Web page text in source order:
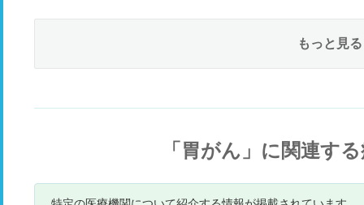
もっと見る
「胃がん」に関連す